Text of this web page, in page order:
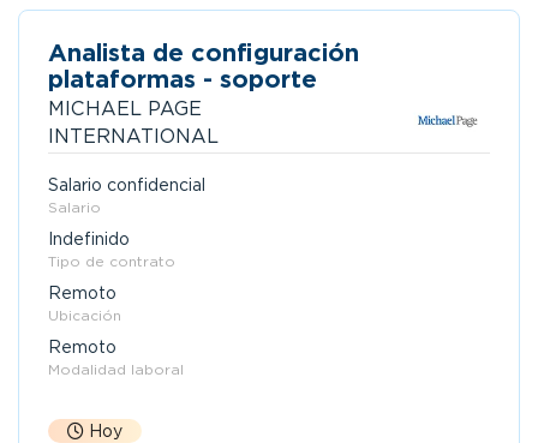
Analista de configuración
plataformas - soporte
MICHAEL PAGE
INTERNATIONAL
Salario confidencial
Salario
Indefinido
Tipo de contrato
Remoto
Ubicación
Remoto
Modalidad laboral
Hoy